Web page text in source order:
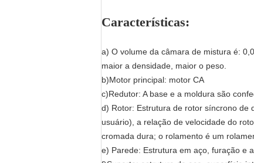
Características:
a) O volume da câmara de mistura é:
maior a densidade, maior o peso.
b)Motor principal: motor CA
c)Redutor: A base e a moldura são
d) Rotor: Estrutura de rotor síncrono de
usuário), a relação de velocidade do
cromada dura; o rolamento é um
e) Parede: Estrutura em aço, furação e